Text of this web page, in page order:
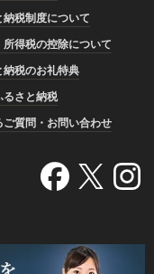
納税制度について
所得税の控除について
納税のお礼特典
るさと納税
ご質問・お問い合わせ